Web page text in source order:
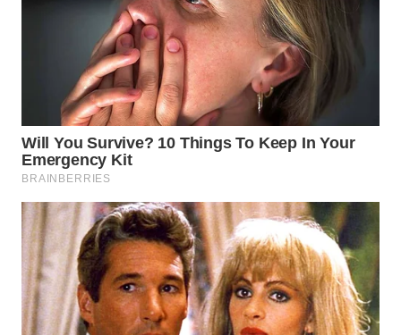
WN
KARAWANG
WN
BEKASI
WN
BOGOR
WN
DEPOK